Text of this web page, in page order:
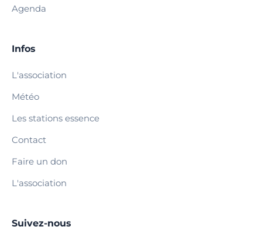
Agenda
Infos
L'association
Météo
Les stations essence
Contact
Faire un don
L'association
Suivez-nous